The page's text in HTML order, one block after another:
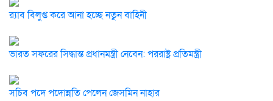
র‍্যাব বিলুপ্ত করে আনা হচ্ছে নতুন বাহিনী
ভারত সফরের সিদ্ধান্ত প্রধানমন্ত্রী নেবেন: পররাষ্ট্র প্রতিমন্ত্রী
সচিব পদে পদোন্নতি পেলেন জেসমিন নাহার